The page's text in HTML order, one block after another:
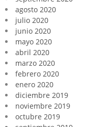
agosto 2020
julio 2020
junio 2020
mayo 2020
abril 2020
marzo 2020
febrero 2020
enero 2020
diciembre 2019
noviembre 2019
octubre 2019